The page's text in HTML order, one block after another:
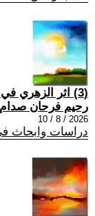
(3) اثر الزهري في تزوير التاريخ ووضع الحديث
رحيم فرحان صدام
2026 / 8 / 10
دراسات وابحاث في